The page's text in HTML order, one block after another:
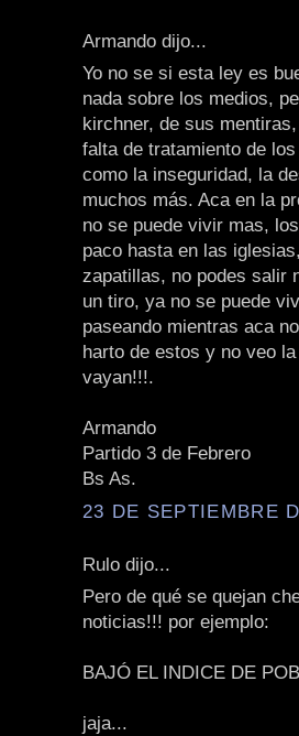
Armando dijo...
Yo no se si esta ley es
nada sobre los medios,
kirchner, de sus
falta de tratamiento de
como la inseguridad, la
muchos más. Aca en la
no se puede vivir mas,
paco hasta en las
zapatillas, no podes salir
un tiro, ya no se puede
paseando mientras aca
harto de estos y no veo
vayan!!!.
Armando
Partido 3 de Febrero
Bs As.
23 DE SEPTIEMBRE
Rulo dijo...
Pero de qué se quejan
noticias!!! por ejemplo:
BAJÓ EL INDICE DE
jaja...